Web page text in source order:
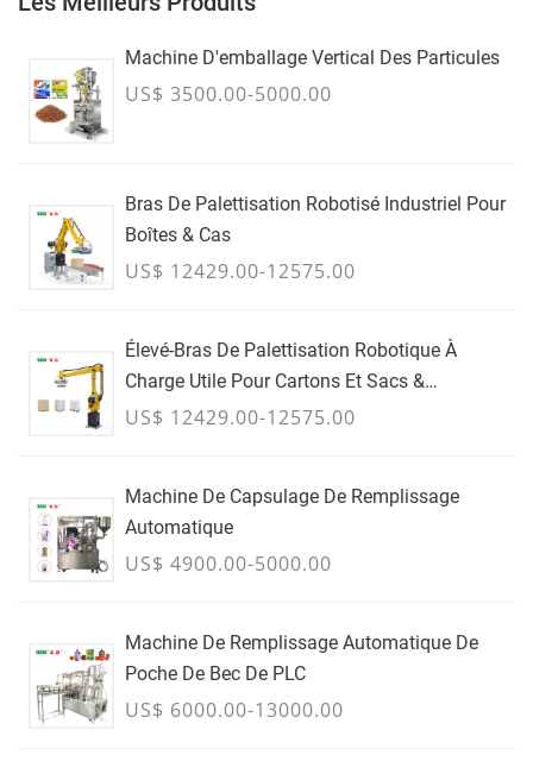
Machine D'emballage Vertical Des Particules
US$ 3500.00-5000.00
Bras De Palettisation Robotisé Industriel Pour
Boîtes & Cas
US$ 12429.00-12575.00
Élevé-Bras De Palettisation Robotique À
Charge Utile Pour Cartons Et Sacs &
Conteneurs En Vrac - JUILLET
US$ 12429.00-12575.00
Machine De Capsulage De Remplissage
Automatique
US$ 4900.00-5000.00
Machine De Remplissage Automatique De
Poche De Bec De PLC
US$ 6000.00-13000.00